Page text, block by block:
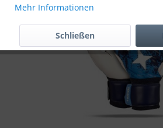
Mehr Informationen
Schließen